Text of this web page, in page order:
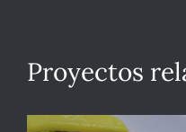
Proyectos